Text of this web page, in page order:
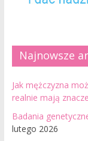
Najnowsze
Jak mężczyzna
realnie mają
Badania
lutego 2026